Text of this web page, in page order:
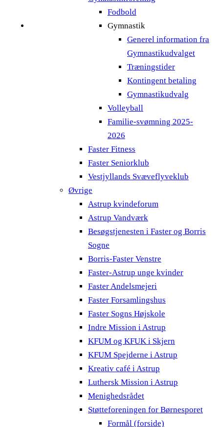
Fodbold
Gymnastik
Generel information fra
Gymnastikudvalget
Træningstider
Kontingent betaling
Gymnastikudvalg
Volleyball
Familie-svømning 2025-
2026
Faster Fitness
Faster Seniorklub
Vestjyllands Svæveflyveklub
Øvrige
Astrup kvindeforum
Astrup Vandværk
Besøgstjenesten i Faster og Borris
Sogne
Borris-Faster Venstre
Faster-Astrup unge kvinder
Faster Andelsmejeri
Faster Forsamlingshus
Faster Sogns Højskole
Indre Mission i Astrup
KFUM og KFUK i Skjern
KFUM Spejderne i Astrup
Kreativ café i Astrup
Luthersk Mission i Astrup
Menighedsrådet
Støtteforeningen for Børnesporet
Formål (forside)